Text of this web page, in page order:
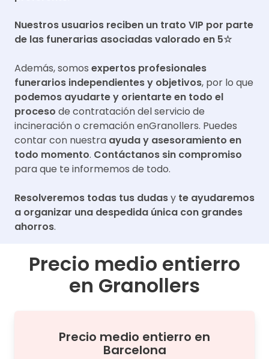
Nuestros usuarios reciben un trato VIP por parte
de las funerarias asociadas valorado en 5☆
Además, somos expertos profesionales
funerarios independientes y objetivos, por lo que
podemos ayudarte y orientarte en todo el
proceso de contratación del servicio de
incineración o cremación enGranollers. Puedes
contar con nuestra ayuda y asesoramiento en
todo momento. Contáctanos sin compromiso
para que te informemos de todo.
Resolveremos todas tus dudasy te ayudaremos
a organizar una despedida única con grandes
ahorros.
Precio medio entierro
en Granollers
Precio medio entierro en
Barcelona